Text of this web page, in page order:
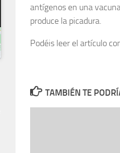
antígenos en una
produce la picadura.
Podéis leer el artículo
TAMBIÉN TE